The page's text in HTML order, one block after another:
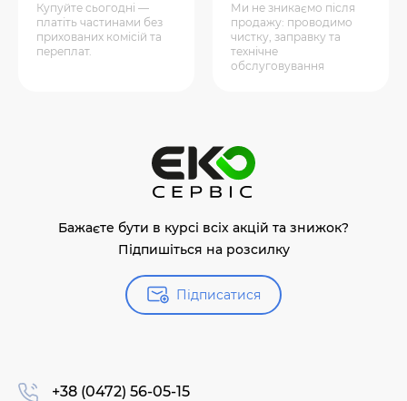
Купуйте сьогодні —
платіть частинами без
прихованих комісій та
переплат.
Ми не зникаємо після
продажу: проводимо
чистку, заправку та
технічне
обслуговування
Бажаєте бути в курсі всіх акцій та знижок?
Підпишіться на розсилку
Підписатися
+38 (0472) 56-05-15